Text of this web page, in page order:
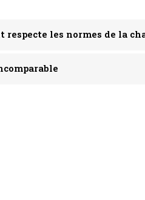
respecte les normes de la